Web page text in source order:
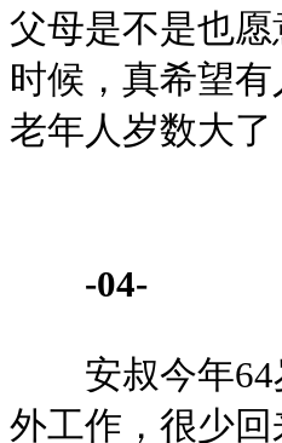
父母是不是也
时候，真希望
老年人岁数大
-04-
安叔今年64
外工作，很少回